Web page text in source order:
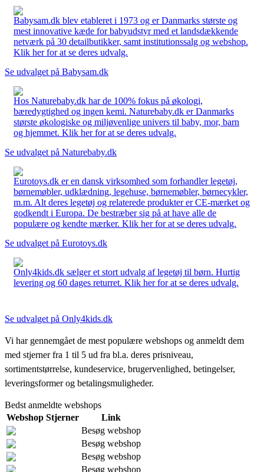
Babysam.dk blev etableret i 1973 og er Danmarks største og
mest innovative kæde for babyudstyr med et landsdækkende
netværk på 30 detailbutikker, samt institutionssalg og webshop.
Klik her for at se deres udvalg.
Se udvalget på Babysam.dk
Hos Naturebaby.dk har de 100% fokus på økologi,
bæredygtighed og ingen kemi. Naturebaby.dk er Danmarks
største økologiske og miljøvenlige univers til baby, mor, barn
og hjemmet. Klik her for at se deres udvalg.
Se udvalget på Naturebaby.dk
Eurotoys.dk er en dansk virksomhed som forhandler legetøj,
børnemøbler, udklædning, legehuse, børnemøbler, børnecykler,
m.m. Alt deres legetøj og relaterede produkter er CE-mærket og
godkendt i Europa. De bestræber sig på at have alle de
populære og kendte mærker. Klik her for at se deres udvalg.
Se udvalget på Eurotoys.dk
Only4kids.dk sælger et stort udvalg af legetøj til børn. Hurtig
levering og 60 dages returret. Klik her for at se deres udvalg.
Se udvalget på Only4kids.dk
Vi har gennemgået de mest populære webshops og anmeldt dem
med stjerner fra 1 til 5 ud fra bl.a. deres prisniveau,
sortimentstørrelse, kundeservice, brugervenlighed, betingelser,
leveringsformer og betalingsmuligheder.
Bedst anmeldte webshops
Webshop Stjerner
Link
Besøg webshop
Besøg webshop
Besøg webshop
Besøg webshop